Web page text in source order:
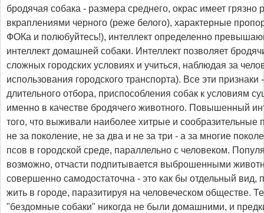
бродячая собака - размера среднего, окрас имеет грязно
вкраплениями черного (реже белого), характерные
ФОКа и полюбуйтесь!), интеллект определенно
интеллект домашней собаки. Интеллект позволяет
сложных городских условиях и учиться, наблюдая за
использования городского транспорта). Все эти
длительного отбора, приспособления собак к условиям
именно в качестве бродячего животного. Повышенный
того, что выживали наиболее хитрые и сообразительные
не за поколение, не за два и не за три - а за многие
псов в городской среде, параллельно с человеком.
возможно, отчасти подпитывается выброшенными
совершенно самодостаточна - это как бы отдельный вид,
жить в городе, паразитируя на человеческом обществе.
"бездомные собаки" никогда не были домашними, и